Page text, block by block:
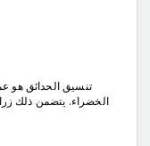
تنسيق الحدائق هو
الخضراء. يتضمن ذلك